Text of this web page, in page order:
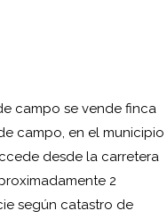
campo se vende finca
campo, en el municipio
desde la carretera
2
según catastro de